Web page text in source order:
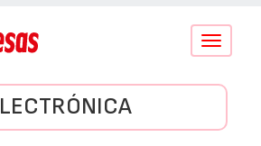
Conmutar